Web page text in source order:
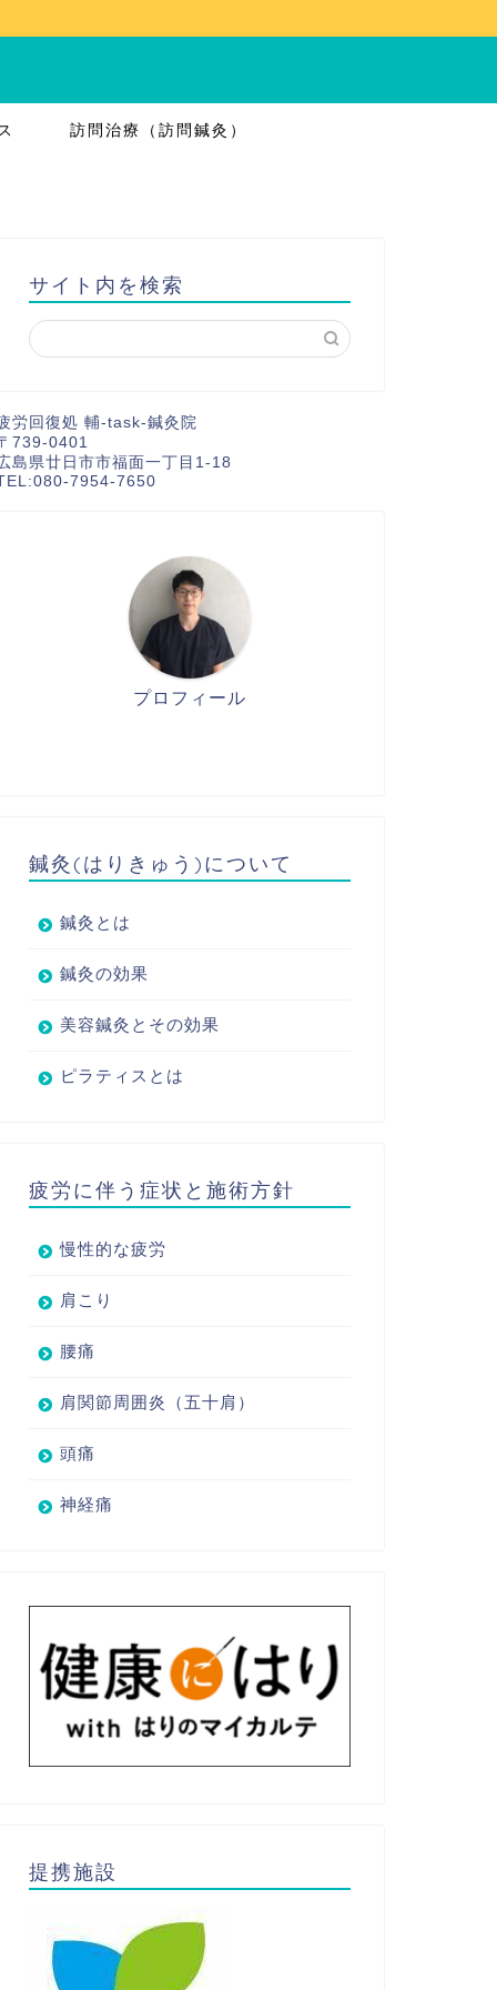
訪問治療（訪問鍼灸）
サイト内を検索
労回復処 輔-task-鍼灸院
739-0401
島県廿日市市福面一丁目1-18
7954-7650
プロフィール
鍼灸(はりきゅう)について
鍼灸とは
鍼灸の効果
美容鍼灸とその効果
ピラティスとは
疲労に伴う症状と施術方針
慢性的な疲労
肩こり
腰痛
肩関節周囲炎（五十肩）
頭痛
神経痛
提携施設